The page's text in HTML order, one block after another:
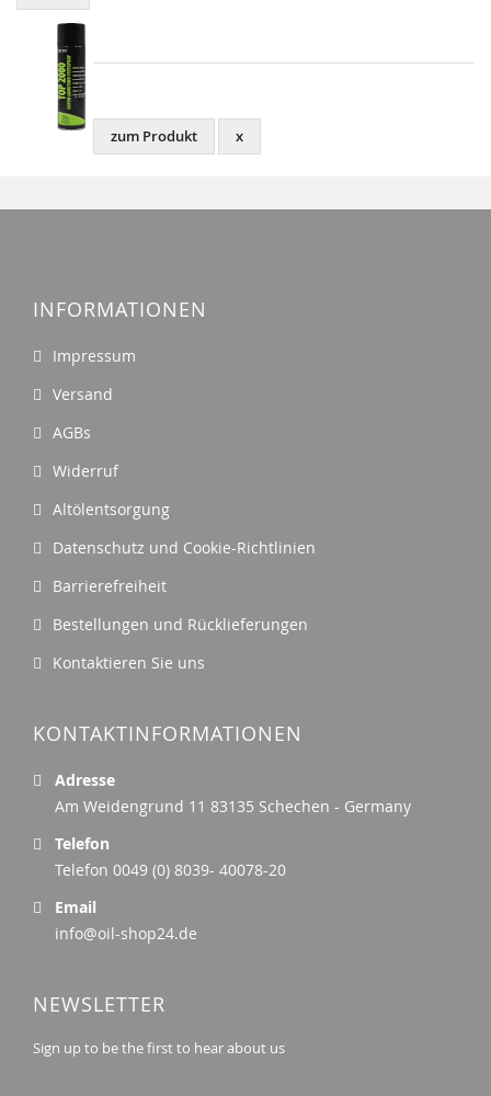
zum Produkt x
INFORMATIONEN
Impressum
Versand
AGBs
Widerruf
Altölentsorgung
Datenschutz und Cookie-Richtlinien
Barrierefreiheit
Bestellungen und Rücklieferungen
Kontaktieren Sie uns
KONTAKTINFORMATIONEN
Adresse
Am Weidengrund 11 83135 Schechen - Germany
Telefon
Telefon 0049 (0) 8039- 40078-20
Email
info@oil-shop24.de
NEWSLETTER
Sign up to be the first to hear about us